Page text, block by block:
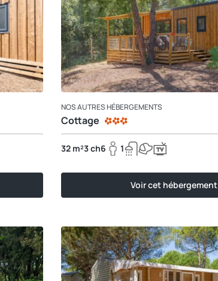
NOS AUTRES HÉBERGEMENTS
Cottage
32 m²3 ch6 1
Voir cet hébergement